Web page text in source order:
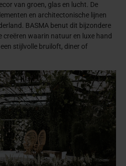
van groen, glas en lucht. De
en architectonische lijnen
BASMA benut dit bijzondere
creëren waarin natuur en luxe hand
stijlvolle bruiloft, diner of